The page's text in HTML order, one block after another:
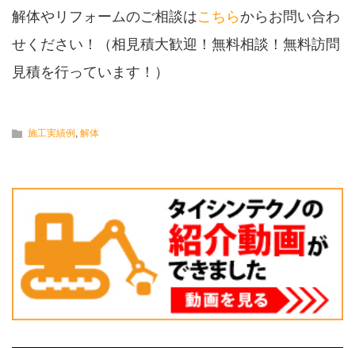
解体やリフォームのご相談はこちらからお問い合わ
せください！（相見積大歓迎！無料相談！無料訪問
見積を行っています！）
施工実績例 , 解体